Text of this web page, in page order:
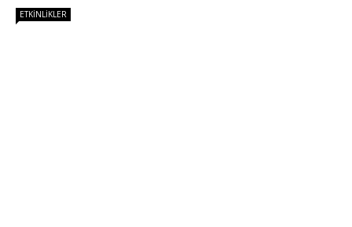
ETKINLIKLER